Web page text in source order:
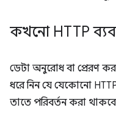
কখনো HTTP
ডেটা অনুরোধ বা প্রেরণ
ধরে নিন যে যেকোনো
তাতে পরিবর্তন করা